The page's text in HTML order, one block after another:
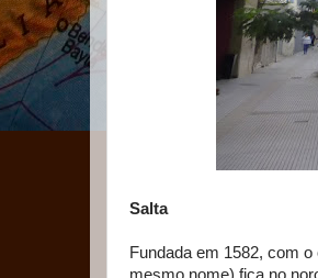
Salta
Fundada em 1582, com